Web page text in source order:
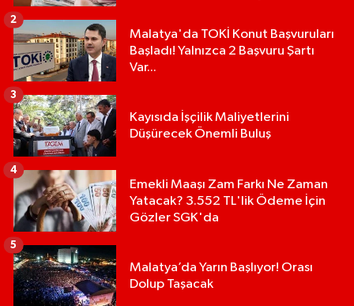
Malatya'da TOKİ Konut Başvuruları
Başladı! Yalnızca 2 Başvuru Şartı
Var...
2
Kayısıda İşçilik Maliyetlerini
Düşürecek Önemli Buluş
3
Emekli Maaşı Zam Farkı Ne Zaman
Yatacak? 3.552 TL'lik Ödeme İçin
Gözler SGK'da
4
Malatya’da Yarın Başlıyor! Orası
Dolup Taşacak
5